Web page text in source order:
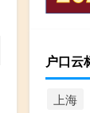
户口云
上海